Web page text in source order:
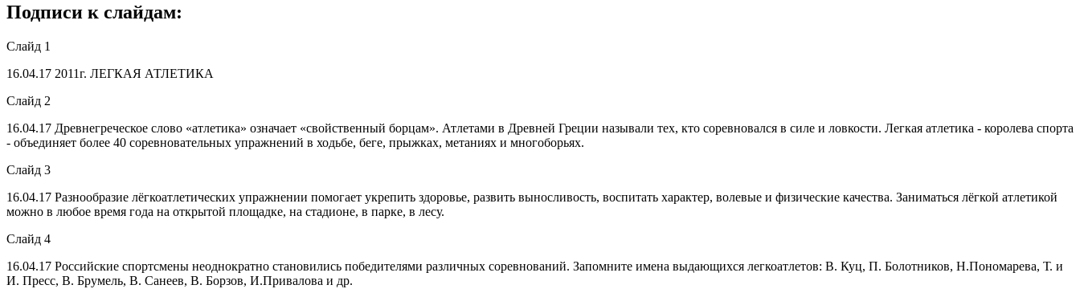
Подписи к слайдам:
Слайд 1
16.04.17 2011г. ЛЕГКАЯ АТЛЕТИКА
Слайд 2
16.04.17 Древнегреческое слово «атлетика» означает «свойственный борцам». Атлетами в Древней Греции называли тех, кто соревновался в силе и ловкости. Легкая атлетика - королева спорта
- объединяет более 40 соревновательных упражнений в ходьбе, беге, прыжках, метаниях и многоборьях.
Слайд 3
16.04.17 Разнообразие лёгкоатлетических упражнении помогает укрепить здоровье, развить выносливость, воспитать характер, волевые и физические качества. Заниматься лёгкой атлетикой
можно в любое время года на открытой площадке, на стадионе, в парке, в лесу.
Слайд 4
16.04.17 Российские спортсмены неоднократно становились победителями различных соревнований. Запомните имена выдающихся легкоатлетов: В. Куц, П. Болотников, Н.Пономарева, Т. и
И. Пресс, В. Брумель, В. Санеев, В. Борзов, И.Привалова и др.